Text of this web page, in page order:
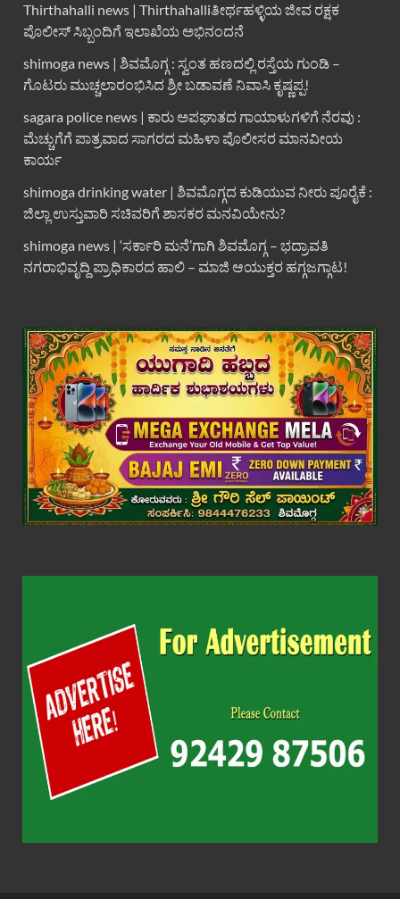
Thirthahalli news | Thirthahalliತೀರ್ಥಹಳ್ಳಿಯ ಜೀವ ರಕ್ಷಕ
ಪೊಲೀಸ್ ಸಿಬ್ಬಂದಿಗೆ ಇಲಾಖೆಯ ಅಭಿನಂದನೆ
shimoga news | ಶಿವಮೊಗ್ಗ : ಸ್ವಂತ ಹಣದಲ್ಲಿ ರಸ್ತೆಯ ಗುಂಡಿ –
ಗೊಟರು ಮುಚ್ಚಲಾರಂಭಿಸಿದ ಶ್ರೀ ಬಡಾವಣೆ ನಿವಾಸಿ ಕೃಷ್ಣಪ್ಪ!
sagara police news | ಕಾರು ಅಪಘಾತದ ಗಾಯಾಳುಗಳಿಗೆ ನೆರವು :
ಮೆಚ್ಚುಗೆಗೆ ಪಾತ್ರವಾದ ಸಾಗರದ ಮಹಿಳಾ ಪೊಲೀಸರ ಮಾನವೀಯ
ಕಾರ್ಯ
shimoga drinking water | ಶಿವಮೊಗ್ಗದ ಕುಡಿಯುವ ನೀರು ಪೂರೈಕೆ :
ಜಿಲ್ಲಾ ಉಸ್ತುವಾರಿ ಸಚಿವರಿಗೆ ಶಾಸಕರ ಮನವಿಯೇನು?
shimoga news | ‘ಸರ್ಕಾರಿ ಮನೆ’ಗಾಗಿ ಶಿವಮೊಗ್ಗ – ಭದ್ರಾವತಿ
ನಗರಾಭಿವೃದ್ದಿ ಪ್ರಾಧಿಕಾರದ ಹಾಲಿ – ಮಾಜಿ ಆಯುಕ್ತರ ಹಗ್ಗಜಗ್ಗಾಟ!